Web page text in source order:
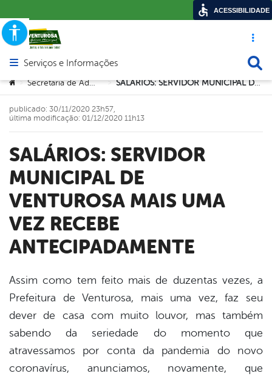
Acesso
Abrir menu principal de navegação
Serviços e Informações
Você está aqui:
> Secretaria de Administração > SALÁRIOS: SERVIDOR MUNICIPAL DE VENTUROSA MAIS UMA VEZ RECEBE ANTECIPADAMENTE
SALÁRIOS: SERVIDOR
MUNICIPAL DE
VENTUROSA MAIS UMA
VEZ RECEBE
ANTECIPADAMENTE
publicado: 30/11/2020 23h57,
última modificação: 01/12/2020 11h13
Assim como tem feito mais de duzentas vezes, a
Prefeitura de Venturosa, mais uma vez, faz seu
dever de casa com muito louvor, mas também
sabendo da seriedade do momento que
atravessamos por conta da pandemia do novo
coronavírus, anunciamos, novamente, que
ACESSIBILIDADE